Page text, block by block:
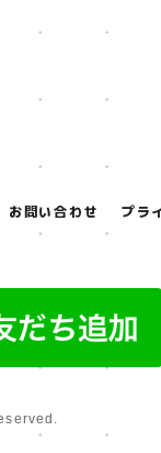
お問い合わせ プラ